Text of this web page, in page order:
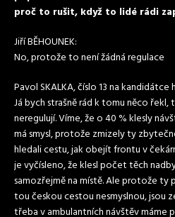
proč to rušit, když to lidé rádi
Jiří BĚHOUNEK:
No, protože to není žádná regulace
Pavol SKALKA, číslo 13 na kandidátce
Já bych strašně rád k tomu něco řekl,
neregulují. Víme, že o 40 % klesly
má smysl, protože zmizely ty
hledali cestu, jak obejít frontu v
je vyčísleno, že klesl počet těch
samozřejmě na místě. Ale protože ty
tou českou cestou nesmyslnou, jsou
třeba v ambulantních návštěv máme